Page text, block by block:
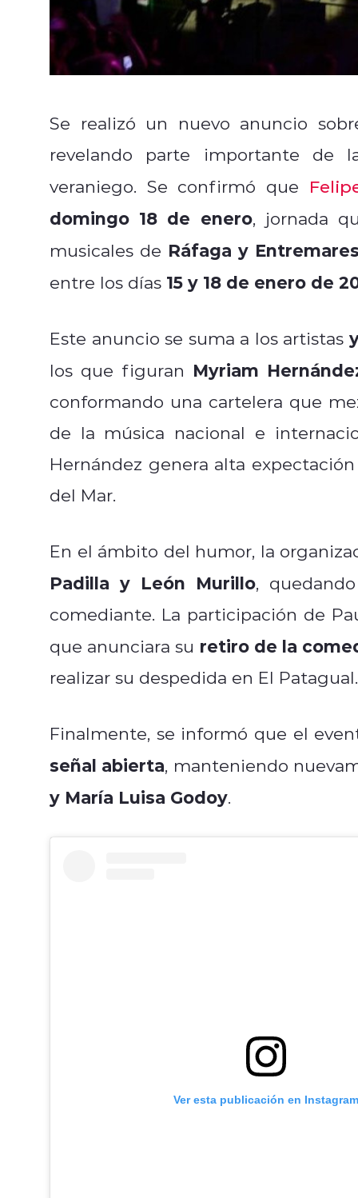
Se realizó un nuevo anuncio
revelando parte importante de
veraniego. Se confirmó que
domingo 18 de enero, jornada
musicales de Ráfaga y
entre los días 15 y 18 de enero de
Este anuncio se suma a los artistas
los que figuran Myriam
conformando una cartelera que
de la música nacional e
Hernández genera alta
del Mar.
En el ámbito del humor, la
Padilla y León Murillo,
comediante. La participación de
que anunciara su retiro de la
realizar su despedida en El Patagual.
Finalmente, se informó que el
señal abierta, manteniendo
y María Luisa Godoy.
Ver esta publicación en Instagram